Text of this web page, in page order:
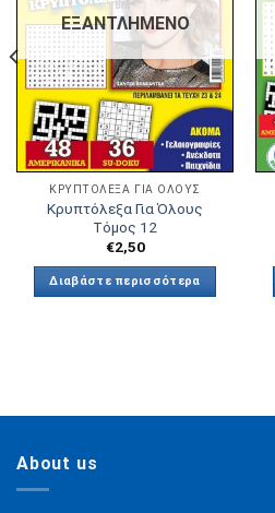
ΕΞΑΝΤΛΗΜΈΝΟ
ΚΡΥΠΤΌΛΕΞΑ ΓΙΑ ΌΛΟΥΣ
Κρυπτόλεξα Για Όλους
Τόμος 12
€2,50
Διαβάστε περισσότερα
About us